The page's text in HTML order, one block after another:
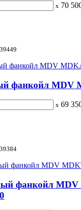
x 70
фанкойл MDV
x 69
фанкойл